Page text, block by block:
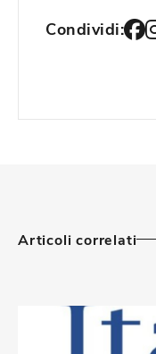
Condividi:
Articoli correlati